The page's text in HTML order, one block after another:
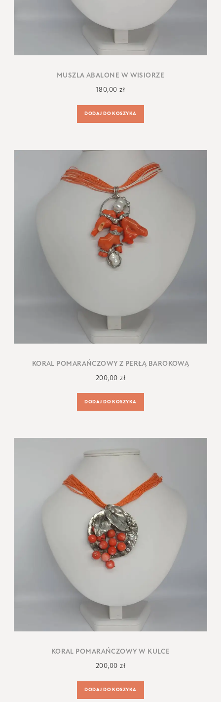
MUSZLA ABALONE W WISIORZE
180,00zł
DODAJ DO KOSZYKA
KORAL POMARAŃCZOWY Z PERŁĄ BAROKOWĄ
200,00zł
DODAJ DO KOSZYKA
KORAL POMARAŃCZOWY W KULCE
200,00zł
DODAJ DO KOSZYKA